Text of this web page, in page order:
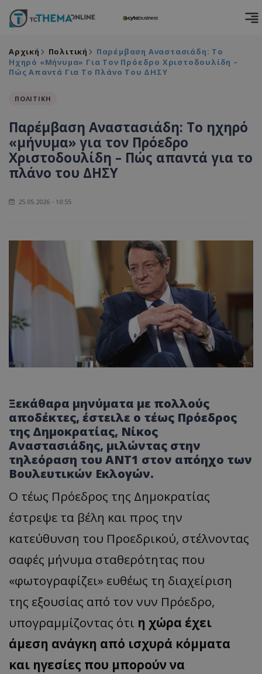
Αρχική Πολιτική
Παρέμβαση Αναστασιάδη: Το
Ηχηρό «μήνυμα» Για Τον Πρόεδρο Χριστοδουλίδη –
Πώς Απαντά Για Το Πλάνο Του ΔΗΣΥ
ΠΟΛΙΤΙΚΗ
Παρέμβαση Αναστασιάδη: Το ηχηρό
«μήνυμα» για τον Πρόεδρο
Χριστοδουλίδη – Πώς απαντά για το
πλάνο του ΔΗΣΥ
25.05.2026 - 10:55
Ξεκάθαρα μηνύματα με πολλούς
αποδέκτες, έστειλε ο τέως Πρόεδρος
της Δημοκρατίας, Νίκος
Αναστασιάδης, μιλώντας στην
τηλεόραση του ΑΝΤ1 στον απόηχο των
Βουλευτικών Εκλογών.
Ο τέως Πρόεδρος της Δημοκρατίας
έστρεψε τα βέλη και προς την
κατεύθυνση του Προεδρικού, στέλνοντας
σαφές μήνυμα σταθερότητας που
«φωτογραφίζει» ευθέως τη διαχείριση
της εξουσίας από τον νυν Πρόεδρο,
υπογραμμίζοντας ότι η χώρα έχει
άμεση ανάγκη από ισχυρά κόμματα
και ηγεσίες που μπορούν να